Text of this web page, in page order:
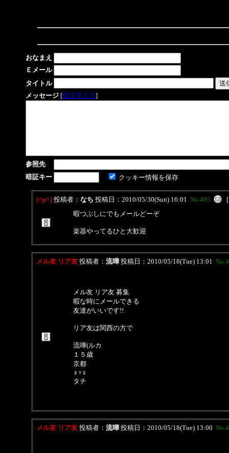
おなまえ
Ｅメール
タイトル
メッセージ [絵文字入力]
参照先
暗証キー
クッキー情報を保存
(^p^)投稿者： なち 投稿日：2010/05/30(Sun) 16:01 No.495 [
暇つぶしにでもメールどーぞ
楽器やってるひと大歓迎
メル友 リア友投稿者： 流嘩投稿日：2010/05/18(Tue) 13:01
メル友 リア友 募集
暇な時にメールできる
友達がいいです!!
リア友は関西の方で
流嘩(ルカ
１５歳
京都
♀×♀
タチ
メル友 リア友投稿者： 流嘩投稿日：2010/05/18(Tue) 13:00